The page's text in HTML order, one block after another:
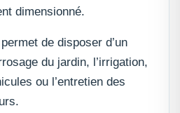
dimensionné.
de disposer d’un
du jardin, l’irrigation,
ou l’entretien des